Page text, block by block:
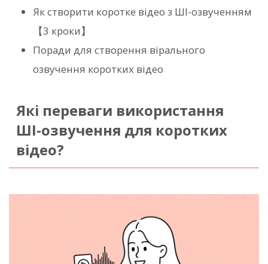
Як створити коротке відео з ШІ-озвученням
【3 кроки】
Поради для створення вірального
озвучення коротких відео
Які переваги використання
ШІ-озвучення для коротких
відео?